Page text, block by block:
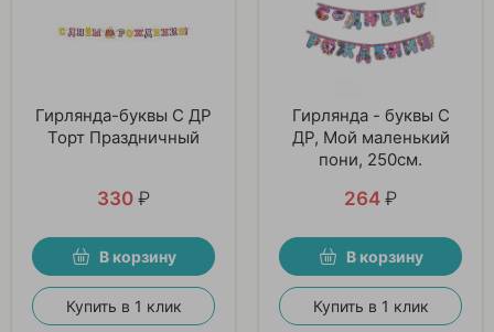
Гирлянда-буквы С ДР
Торт Праздничный
330 ₽
В корзину
Купить в 1 клик
Гирлянда - буквы С
ДР, Мой маленький
пони, 250см.
264 ₽
В корзину
Купить в 1 клик